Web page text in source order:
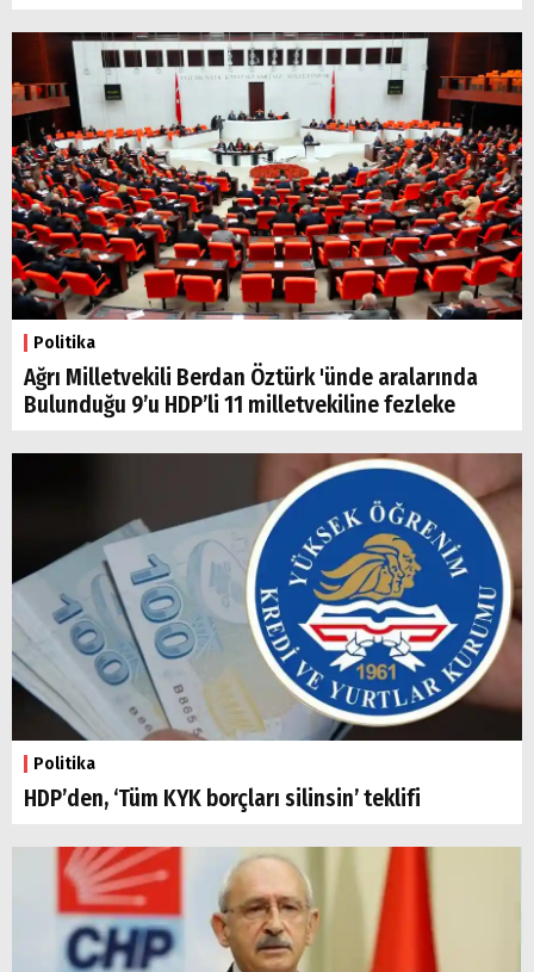
Politika
Ağrı Milletvekili Berdan Öztürk 'ünde aralarında
Bulunduğu 9’u HDP’li 11 milletvekiline fezleke
Politika
HDP’den, ‘Tüm KYK borçları silinsin’ teklifi